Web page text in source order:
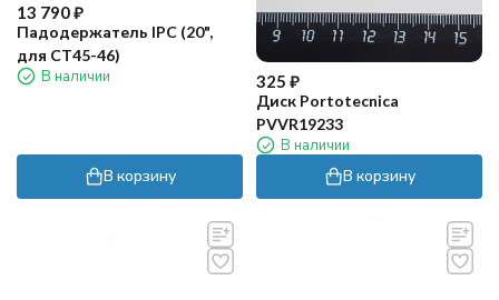
13 790₽
Падодержатель IPC (20",
для CT45-46)
В наличии
В корзину
325 ₽
Диск Portotecnica
PVVR19233
В наличии
В корзину